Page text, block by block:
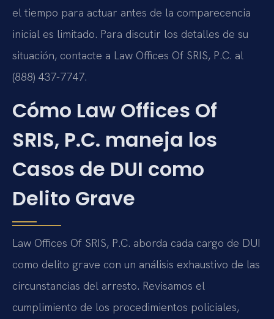
el tiempo para actuar antes de la comparecencia
inicial es limitado. Para discutir los detalles de su
situación, contacte a Law Offices Of SRIS, P.C. al
(888) 437-7747.
Cómo Law Offices Of
SRIS, P.C. maneja los
Casos de DUI como
Delito Grave
Law Offices Of SRIS, P.C. aborda cada cargo de DUI
como delito grave con un análisis exhaustivo de las
circunstancias del arresto. Revisamos el
cumplimiento de los procedimientos policiales,